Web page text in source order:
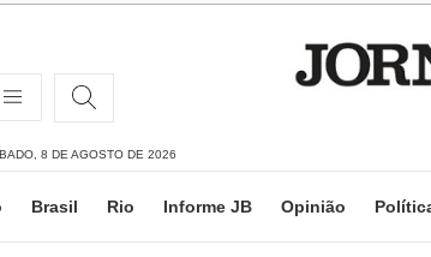
8 DE AGOSTO DE 2026
Brasil Rio Informe JB Opinião